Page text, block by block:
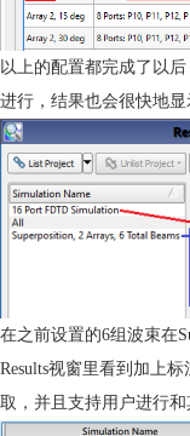
以上的配置都完成了以
进行，结果也会很快地显
在之前设置的6组波束在
Results视窗里看到加上标
取，并且 支持用户进行